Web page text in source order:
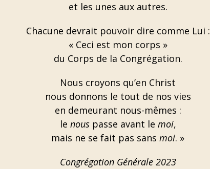
et les unes aux autres.
Chacune devrait pouvoir dire comme Lui :
« Ceci est mon corps »
du Corps de la Congrégation.
Nous croyons qu’en Christ
nous donnons le tout de nos vies
en demeurant nous-mêmes :
le nouspasse avant le moi,
mais ne se fait pas sans moi. »
Congrégation Générale 2023